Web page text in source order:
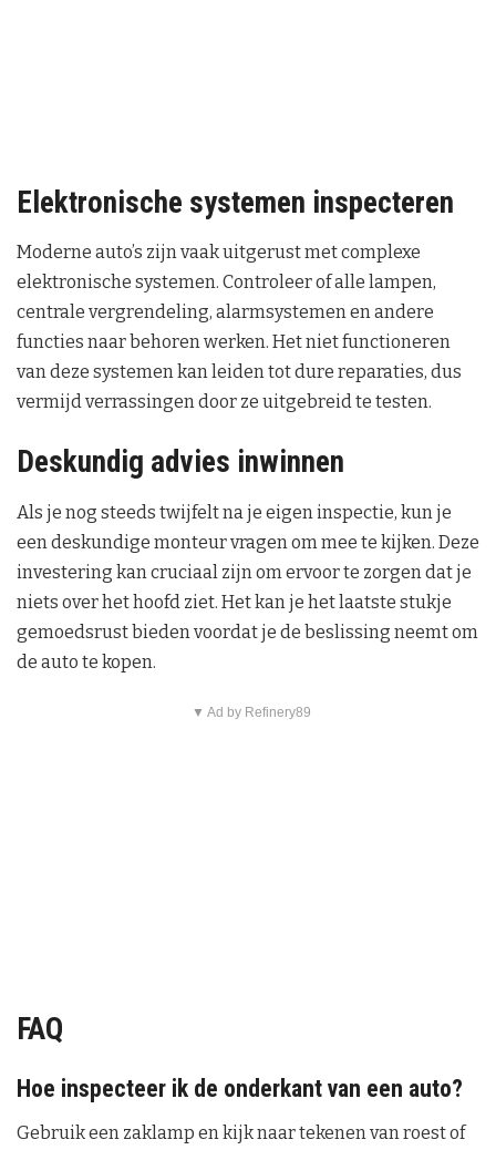
Elektronische systemen inspecteren
Moderne auto’s zijn vaak uitgerust met complexe
elektronische systemen. Controleer of alle lampen,
centrale vergrendeling, alarmsystemen en andere
functies naar behoren werken. Het niet functioneren
van deze systemen kan leiden tot dure reparaties, dus
vermijd verrassingen door ze uitgebreid te testen.
Deskundig advies inwinnen
Als je nog steeds twijfelt na je eigen inspectie, kun je
een deskundige monteur vragen om mee te kijken. Deze
investering kan cruciaal zijn om ervoor te zorgen dat je
niets over het hoofd ziet. Het kan je het laatste stukje
gemoedsrust bieden voordat je de beslissing neemt om
de auto te kopen.
▼ Ad by Refinery89
FAQ
Hoe inspecteer ik de onderkant van een auto?
Gebruik een zaklamp en kijk naar tekenen van roest of